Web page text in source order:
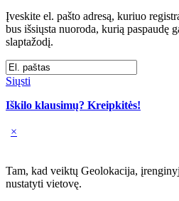
Įveskite el. pašto adresą, kuriuo
bus išsiųsta nuoroda, kurią paspaudę
slaptažodį.
Siųsti
Iškilo klausimų? Kreipkitės!
×
Tam, kad veiktų Geolokacija,
nustatyti vietovę.